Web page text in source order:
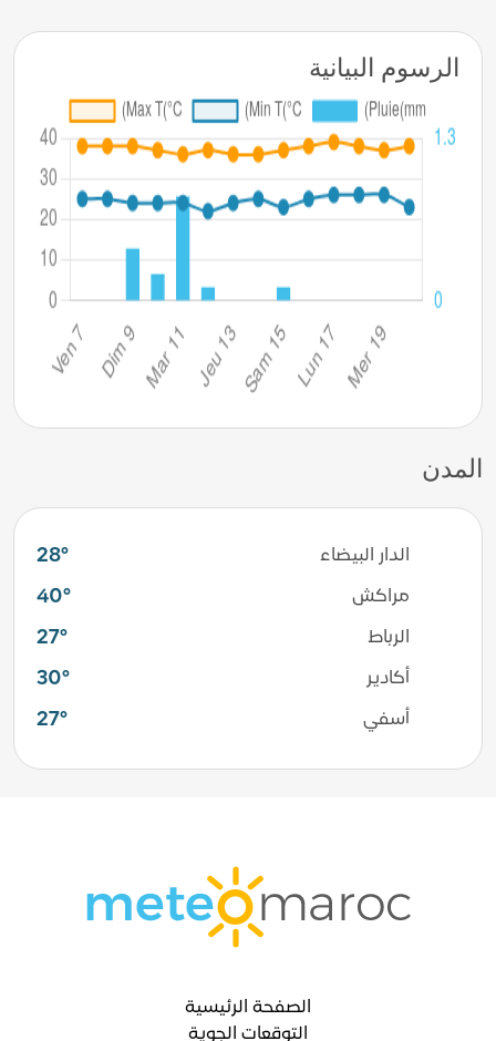
الرسوم البيانية
المدن
الدار البيضاء 28°
مراكش 40°
الرباط 27°
أكادير 30°
أسفي 27°
الصفحة الرئيسية
التوقعات الجوية